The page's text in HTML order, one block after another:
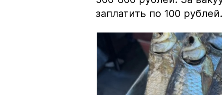
заплатить по 100 рублей.